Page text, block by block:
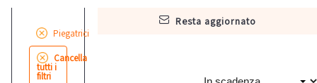
resta aggiornato
Piegatrici
Cancella
tutti i
filtri